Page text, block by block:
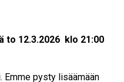
to 12.3.2026 klo 21:00
Emme pysty lisäämään